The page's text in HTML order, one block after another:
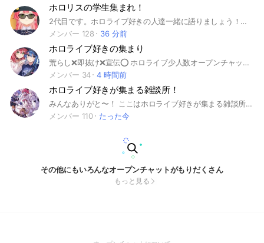
ーナ #桃鈴ねね #尾丸ポルカ #雪花ラミィ #獅白ぼたん #ラプ
ラスダークネス #鷹嶺ルイ #博衣こより #風真いろは #沙花叉
クロヱ #一条莉々華 #音乃瀬奏 #轟はじめ #儒烏風亭らでん #
火威青 #響咲リオナ #虎金妃笑虎 #水宮枢 #輪堂千速 #綺々
羅々ヴィヴィ #アユンダ・リス #ムーナ・ホシノヴァ #アイラ
ニ・イオフィフティーン #クレイジー・オリー #アーニャ・メ
ルフィッサ #パヴォリア・レイネ #べスティア・ゼータ #カエ
ラ・コヴァルスキア #こぼ・かなえる #森カリオペ #小鳥遊キ
アラ #一伊那尓栖 #ワトソン・アメリア #IRyS #オーロ・クロ
ニー #ハコス・ベールズ #シオリ・ノヴェラ #古石ビジュー #
ネリッサ・レイヴンクロフト #フワワ・アビスガード #モコ
コ・アビスガード #エリザベス・ローズ・ブラッドフレイム #
ジジ・ムリン #セシリア・イマーグリーン #ラオーラ・パンテ
メイ #井月みちる #花園さやか #風白ゆき #春先のどか #友人
A
ホロリスの学生集まれ！
2代目です。ホロライブ好きの人達一緒に語りましょう！！ あまり知らなかったりこれから見ようとしてる人も大歓迎です！！ 一緒に推しの話を語れたら嬉しいです。 相談事あったら聞くしホロリスの人とゲームしたいよーって人もきてね！！ ちなみに今なら古参だよ #ホロライブ#学生 #ホロリス#VTuber #相談#雑談#ゲーム #推し#音楽#配信 #ときのそら#さくらみこ#星街すいせい #ロボ子さん#AZKI #赤井はあと#白上フブキ#アキ・ローゼンタール#夏色まつり #湊あくあ#紫咲シオン#大空スバル#癒月ちょこ#百鬼あやめ #白銀ノエル#兎田ぺこら#宝鐘マリン#不知火フレア #桐生ココ#天音かなた#常闇トワ#角巻わため#姫森ルーナ #獅白ぼたん#雪花ラミィ#尾丸ポルカ#桃鈴ねね #ラプラスダークネス#鷹嶺ルイ#博衣こより#沙花叉クロヱ#風真いろは #轟はじめ#儒烏風亭らでん#火威青#音乃瀬奏#一条莉々華 #響咲リオナ#綺々羅々ヴィヴィ#虎金妃笑虎#水宮枢#輪堂千速 #そらとも#35P#星詠み#ロボサー#開拓者 #ロゼ隊#はあとん#すこん部#まつりす #あくあクルー#塩っ子#スバ友#ちょこめいと#百鬼組 #野うさぎ#白銀騎士団#一味#エルフレ #へい民#たつのこ#眷属#わためいと#ルーナイト #雪民#ねっ子#SSRB#座員 #プラスメイト#ルイ友#こよりの助手くん#飼育員#かざま隊 #読者#音の勢#秘書見習い#でん同士#真っす組 #響咲連合#にこ担#すうりす#ViViD#チハニック
メンバー 128
36 分前
ホロライブ好きの集まり
荒らし❌即抜け❌宣伝⭕️ ホロライブ少人数オープンチャット みんな優しくて楽しいオープンチャット ホロライブのことやいろんな雑談などしてます ホロライブまだ良くわからない人でも大歓迎 気軽に入ってきてくれたら嬉しいですm(_ _)m 2025年4月ごろにこのオープンチャットを作ったよ！ #ホロライブ #卒業生 #卒業 #宣伝ok #35p #モンスト #apex #フォトナ #フォートナイト #白猫 #ぷにぷに #雑談 #みこめっと #みこち #すいせい #スプラ #はじめ #彗星 #スプラトゥーン #APEX #エーペックス #イラスト #動画 #雑談 #0期生 #1期生 #3期生 #4期生 #5期生 #秘密結社 #ホロックス #holoX #リグロス #ときのそら #AZKi #あずき #夏色まつり #赤井はあと #アキ・ローゼンタール #アキロゼ #百鬼あやめ #癒月ちょこ #大空スバル #湊あくあ #紫咲シオン #ゲーマーズ #白上フブキ #大神ミオ #猫又おかゆ #戌神ころね #兎田ぺこら #不知火フレア #白銀ノエル #宝鐘マリン #天音かなた #角巻わため #常闇トワ #姫森ルーナ #桐生ココ #雪花ラミィ #桃鈴ねね #獅白ボタン #尾丸ポルカ #ラプラス・ダークネス #鷹嶺ルイ #博衣こより #沙花叉クロヱ #風真いろは #こぼ・かなえる #ワトソン・アメリア #フワワ #モココ #フワモコ #古石ビジュー #がうる・ぐら #七詩ムメイ #友人A #えーちゃん #火威青 #音乃瀬奏 #一条莉々華 #儒烏風亭らでん #轟はじめ #FLOW GLOW #ふろう ぐろう #響咲リオナ #虎金妃笑虎 #水宮枢 #輪堂千速 #綺々羅々ヴィヴィ #ホロメン誕生日 #漫画 #少人数オプ #宣伝可 #チェルノボグ運極 #夜乃くろむ #神成きゅぴ #花芽なずな #花芽すみれ #橘ひなの #リズダム #ホロドリ #ホロライブドリーム
メンバー 34
4 時間前
ホロライブ好きが集まる雑談所！
みんなありがと〜！ ここはホロライブ好きが集まる雑談所！ 通称ホロ雑！ ホロライブを昔から知ってる人でも最近知った人でも大歓迎！(自分は1年前くらいから見始めた星詠みです！) ノートにイラストたくさんあるからイラストが欲しい人はぜひぜひ入ってきてね〜(新設なのでまだあんまりないかも...) みんなで仲良く楽しくやっていこう！ ホロライブを一緒に語り合おう！ みんなが楽しめるオプにするよう頑張ります！ 宣伝OK！（宣伝抜けはしないで欲しい！） 一応許可とってから宣伝して欲しいです！ タメ口OK！ 暴言は禁止 荒らしも禁止 無言退会、即抜けはやめてほしい！ 基本自由だしホロライブ以外の話もOK 入ったらノートの確認よろしくね！！！ #ときのそら #ロボ子さん #さくらみこ #星街すいせい #AZKi #アキ・ローゼンタール #赤井はあと #白上フブキ #夏色まつり #夜空メル #湊あくあ #紫咲シオン #大空スバル #癒月ちょこ #百鬼あやめ #猫又おかゆ #戌神ころね #大神ミオ #宝鐘マリン #兎田ぺこら #不知火フレア #白銀ノエル #潤羽るしあ #天音かなた #角巻わため #常闇トワ #姫森ルーナ #桐谷ココ #桃鈴ねね #尾丸ポルカ #雪花ラミィ #獅白ぼたん #魔乃アロエ #ラプラスダークネス #鷹嶺ルイ #博衣こより #風真いろは #沙花叉クロヱ #火威青 #一条莉々華 #音乃瀬奏 #儒烏風亭らでん #轟はじめ #響咲リオナ #虎金妃笑虎 #水宮枢 #輪堂千速 #綺々羅々ヴィヴィ #モンスト #プロセカ #ブロスタ
メンバー 110
たった今
その他にもいろんなオープンチャットがもりだくさん
もっと見る